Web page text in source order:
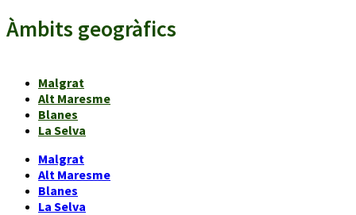
Àmbits geogràfics
Malgrat
Alt Maresme
Blanes
La Selva
Malgrat
Alt Maresme
Blanes
La Selva